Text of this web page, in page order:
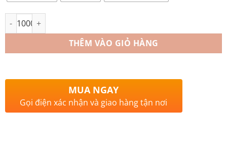
Số lượng
THÊM VÀO GIỎ HÀNG
MUA NGAY
Gọi điện xác nhận và giao hàng tận nơi